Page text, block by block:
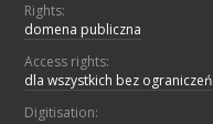
Rights:
domena publiczna
Access rights:
dla wszystkich bez ograniczeń
Digitisation: